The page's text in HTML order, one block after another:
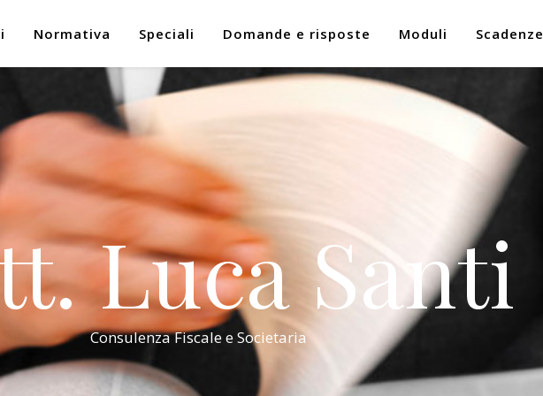
Normativa Speciali Domande e risposte Moduli Scadenze
Luca Santi
Consulenza Fiscale e Societaria